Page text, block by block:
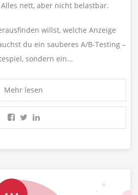
nett, aber nicht belastbar.
willst, welche Anzeige
du ein sauberes A/B-Testing –
sondern ein...
Mehr lesen